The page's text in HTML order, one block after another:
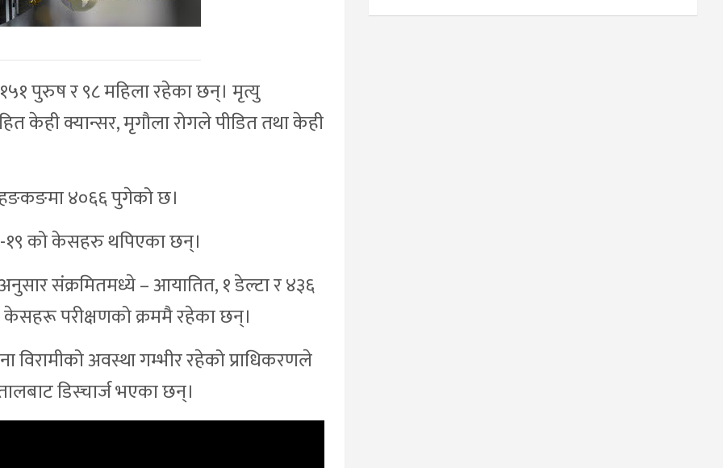
पुरुष र ९८ महिला रहेका छन्। मृत्यु
केही क्यान्सर, मृगौला रोगले पीडित तथा केही
हङकङमा ४०६६ पुगेको छ।
१९ को केसहरु थपिएका छन्।
संक्रमितमध्ये – आयातित, १ डेल्टा र ४३६
परीक्षणको क्रममै रहेका छन्।
विरामीको अवस्था गम्भीर रहेको प्राधिकरणले
डिस्चार्ज भएका छन्।